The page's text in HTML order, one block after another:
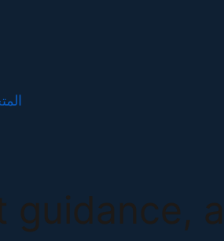
guidance,